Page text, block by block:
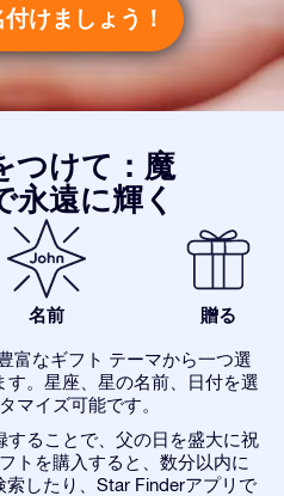
けましょう！
つけて：魔
永遠に輝く
名前 贈る
富なギフト テーマから一つ選
す。星座、星の名前、日付を選
マイズ可能です。
することで、父の日を盛大に祝
トを購入すると、数分以内に
したり、Star Finderアプリで